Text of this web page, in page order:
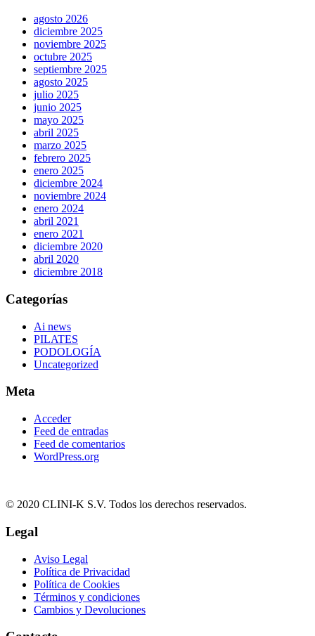
agosto 2026
diciembre 2025
noviembre 2025
octubre 2025
septiembre 2025
agosto 2025
julio 2025
junio 2025
mayo 2025
abril 2025
marzo 2025
febrero 2025
enero 2025
diciembre 2024
noviembre 2024
enero 2024
abril 2021
enero 2021
diciembre 2020
abril 2020
diciembre 2018
Categorías
Ai news
PILATES
PODOLOGÍA
Uncategorized
Meta
Acceder
Feed de entradas
Feed de comentarios
WordPress.org
© 2020 CLINI-K S.V. Todos los derechos reservados.
Legal
Aviso Legal
Política de Privacidad
Política de Cookies
Términos y condiciones
Cambios y Devoluciones